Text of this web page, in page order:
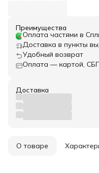
Преимущества
Оплата частями в
Доставка в пункты
Удобный возврат
Оплата — картой,
Доставка
О товаре